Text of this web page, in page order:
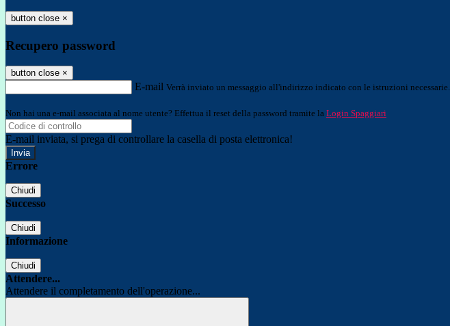
button close ×
Recupero password
button close ×
E-mail Verrà inviato un messaggio all'indirizzo indicato con le istruzioni necessarie.
Non hai una e-mail associata al nome utente? Effettua il reset della password tramite la Login Spaggiari
E-mail inviata, si prega di controllare la casella di posta elettronica!
Errore
Chiudi
Successo
Chiudi
Informazione
Chiudi
Attendere...
Attendere il completamento dell'operazione...